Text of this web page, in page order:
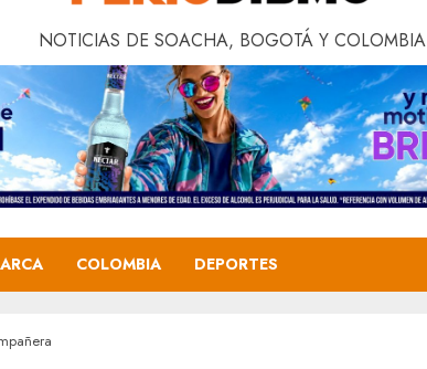
NOTICIAS DE SOACHA, BOGOTÁ Y COLOMBIA
COLOMBIA DEPORTES